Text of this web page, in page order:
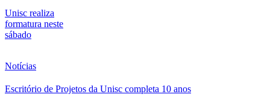
Unisc realiza
formatura neste
sábado
Notícias
Escritório de Projetos da Unisc completa 10 anos